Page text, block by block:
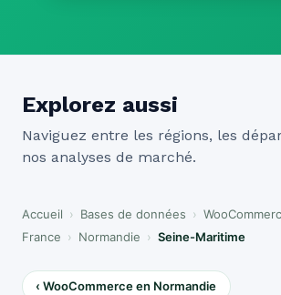
Explorez aussi
Naviguez entre les régions, les
nos analyses de marché.
Accueil › Bases de données ›
France › Normandie › Seine-Maritime
‹ WooCommerce en Normandie